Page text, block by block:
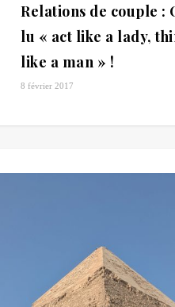
Relations de couple :
lu « act like a lady,
like a man » !
8 février 2017